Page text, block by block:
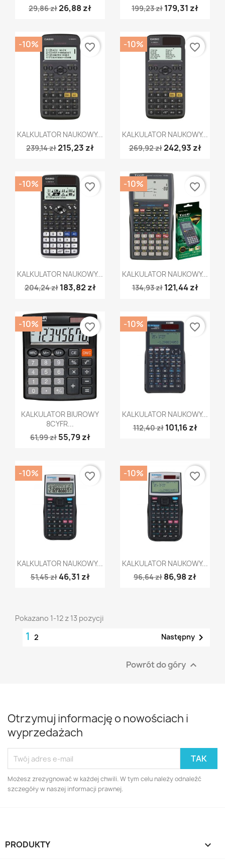
29,86 zł26,88 zł
199,23 zł 179,31 zł
 Szybki podgląd
KALKULATOR NAUKOWY...
239,14 zł215,23 zł
-10% favorite_border
 Szybki podgląd
KALKULATOR NAUKOWY...
269,92 zł242,93 zł
-10% favorite_border
 Szybki podgląd
KALKULATOR NAUKOWY...
204,24 zł 183,82 zł
-10% favorite_border
 Szybki podgląd
KALKULATOR NAUKOWY...
134,93 zł 121,44 zł
-10% favorite_border
Szybki podgląd
KALKULATOR BIUROWY
8CYFR...
61,99 zł 55,79 zł
-10% favorite_border
 Szybki podgląd
KALKULATOR NAUKOWY...
112,40 zł 101,16 zł
-10% favorite_border
 Szybki podgląd
KALKULATOR NAUKOWY...
51,45 zł46,31 zł
-10% favorite_border
 Szybki podgląd
KALKULATOR NAUKOWY...
96,64 zł 86,98 zł
-10% favorite_border
Pokazano 1-12 z 13 pozycji
1 2 Następny 
Powrót do góry 
Otrzymuj informację o nowościach i
wyprzedażach
Możesz zrezygnować w każdej chwili. W tym celu należy odnaleźć
szczegóły w naszej informacji prawnej.
PRODUKTY 